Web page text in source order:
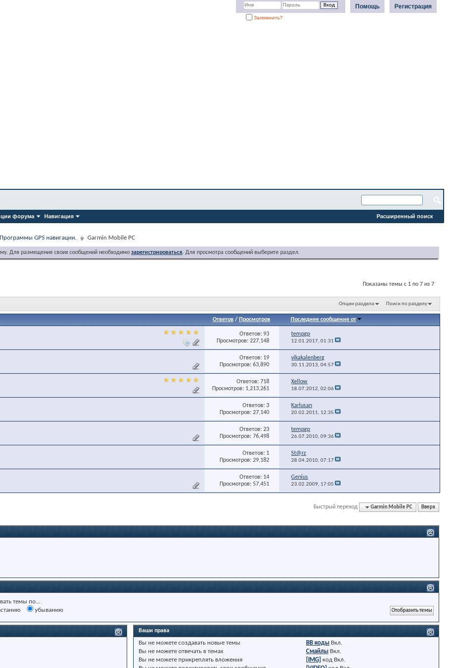
Регистрация
Помощь
Запомнить?
форума Навигация Расширенный поиск
Программы GPS навигации. Garmin Mobile PC
Для размещения своих сообщений необходимо зарегистрироваться. Для просмотра сообщений выберите раздел.
Показаны темы с 1 по 7 из 7
Опции раздела Поиск по разделу
Ответов/ Просмотров Последнее сообщение от
Ответов: 93
Просмотров: 227,148
tempgp
12.01.2017,01:31
Ответов: 19
Просмотров: 63,890
vikakalenberg
30.11.2013,04:57
Ответов: 718
Просмотров: 1,213,261
Xellow
18.07.2012,02:06
Ответов: 3
Просмотров: 27,140
Karlusan
20.02.2011, 12:35
Ответов: 23
Просмотров: 76,498
tempgp
26.07.2010,09:36
Ответов: 1
Просмотров: 29,182
St@rz
28.04.2010,07:17
Ответов: 14
Просмотров: 57,451
Genius
23.02.2009, 17:05
Быстрый переход Garmin Mobile PC Вверх
темы по...
убыванию
Ваши права
Вы не можете создавать новые темы
Вы не можете отвечать в темах
Вы не можете прикреплять вложения
BB коды Вкл.
Смайлы Вкл.
[IMG] код Вкл.